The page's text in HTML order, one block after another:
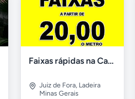
Faixas rápidas na Casa das Faixas JF
Juiz de Fora, Ladeira
Minas Gerais